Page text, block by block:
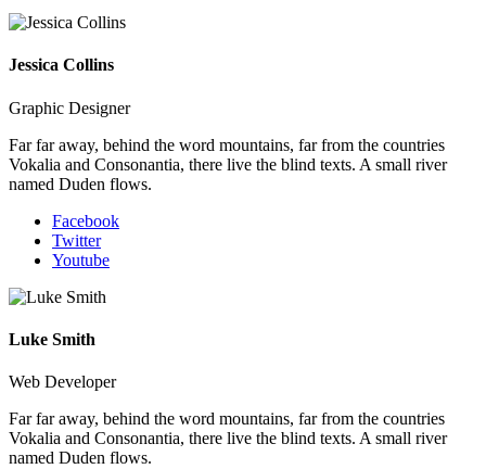
Jessica Collins
Graphic Designer
Far far away, behind the word mountains, far from the countries
Vokalia and Consonantia, there live the blind texts. A small river
named Duden flows.
Facebook
Twitter
Youtube
Luke Smith
Web Developer
Far far away, behind the word mountains, far from the countries
Vokalia and Consonantia, there live the blind texts. A small river
named Duden flows.